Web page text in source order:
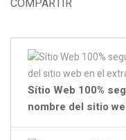
COMPARTIR
Sítio Web 100%
nombre del sitio